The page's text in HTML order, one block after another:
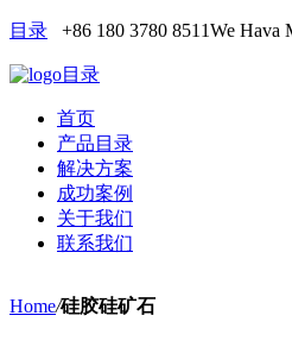
目录 +86 180 3780 8511We Hava
目录
首页
产品目录
解决方案
成功案例
关于我们
联系我们
Home/硅胶硅矿石